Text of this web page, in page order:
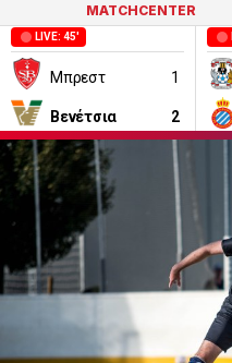
MATCHCENTER
LIVE: 45'
Μπρεστ 1
Βενέτσια 2